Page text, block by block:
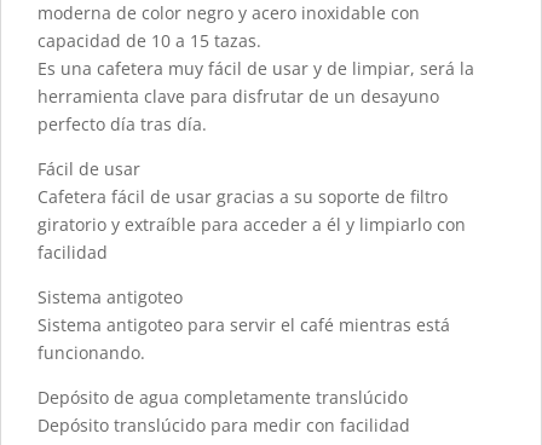
moderna de color negro y acero inoxidable con
capacidad de 10 a 15 tazas.
Es una cafetera muy fácil de usar y de limpiar, será la
herramienta clave para disfrutar de un desayuno
perfecto día tras día.
Fácil de usar
Cafetera fácil de usar gracias a su soporte de filtro
giratorio y extraíble para acceder a él y limpiarlo con
facilidad
Sistema antigoteo
Sistema antigoteo para servir el café mientras está
funcionando.
Depósito de agua completamente translúcido
Depósito translúcido para medir con facilidad